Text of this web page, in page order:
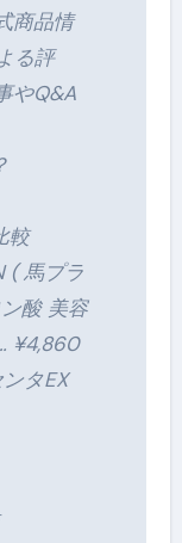
商品情
る評
やQ&A
較
( 馬プラ
酸 美容
¥4,860
タEX